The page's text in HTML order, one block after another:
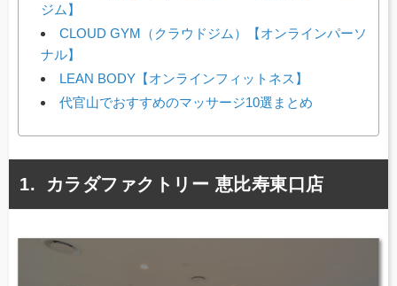
ジム】
CLOUD GYM（クラウドジム）【オンラインパーソ
ナル】
LEAN BODY【オンラインフィットネス】
代官山でおすすめのマッサージ10選まとめ
カラダファクトリー 恵比寿東口店